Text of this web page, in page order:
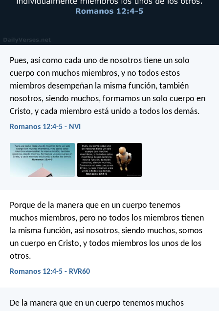
Pues, así como cada uno de nosotros tiene un solo
cuerpo con muchos miembros, y no todos estos
miembros desempeñan la misma función, también
nosotros, siendo muchos, formamos un solo cuerpo en
Cristo, y cada miembro está unido a todos los demás.
Romanos 12:4-5 - NVI
Porque de la manera que en un cuerpo tenemos
muchos miembros, pero no todos los miembros tienen
la misma función, así nosotros, siendo muchos, somos
un cuerpo en Cristo, y todos miembros los unos de los
otros.
Romanos 12:4-5 - RVR60
De la manera que en un cuerpo tenemos muchos